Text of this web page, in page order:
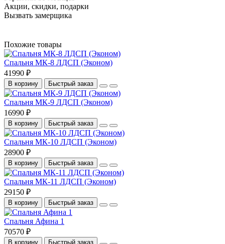
Акции, скидки, подарки
Вызвать замерщика
Похожие товары
Спальня МК-8 ЛДСП (Эконом)
41990 ₽
В корзину Быстрый заказ
Спальня МК-9 ЛДСП (Эконом)
16990 ₽
В корзину Быстрый заказ
Спальня МК-10 ЛДСП (Эконом)
28900 ₽
В корзину Быстрый заказ
Спальня МК-11 ЛДСП (Эконом)
29150 ₽
В корзину Быстрый заказ
Спальня Афина 1
70570 ₽
В корзину Быстрый заказ